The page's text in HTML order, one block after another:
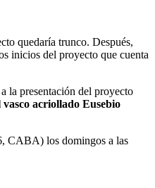
quedaría trunco. Después,
inicios del proyecto que cuenta
la presentación del proyecto
acriollado Eusebio
CABA) los domingos a las